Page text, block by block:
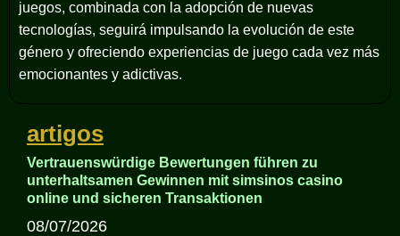
juegos, combinada con la adopción de nuevas
tecnologías, seguirá impulsando la evolución de este
género y ofreciendo experiencias de juego cada vez más
emocionantes y adictivas.
artigos
Vertrauenswürdige Bewertungen führen zu
unterhaltsamen Gewinnen mit simsinos casino
online und sicheren Transaktionen
08/07/2026